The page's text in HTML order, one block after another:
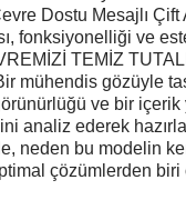
Dostu Mesajlı Çift
fonksiyonelliği ve
TEMİZ
mühendis gözüyle
ve bir içerik
analiz ederek
neden bu modelin
çözümlerden biri